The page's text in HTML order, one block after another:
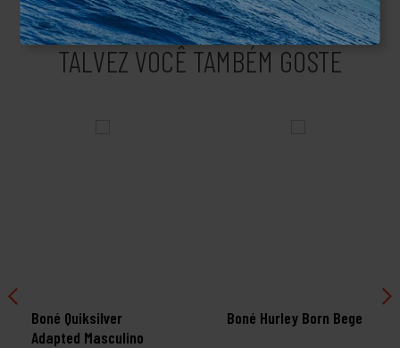
TALVEZ VOCÊ TAMBÉM GOSTE
Boné Quiksilver
Adapted Masculino
Boné Hurley Born Bege